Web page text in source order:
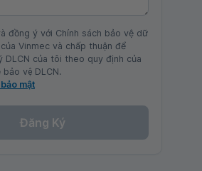
đồng ý với Chính sách bảo vệ dữ
Vinmec và chấp thuận để
DLCN của tôi theo quy định của
vệ DLCN.
mật
Đăng Ký